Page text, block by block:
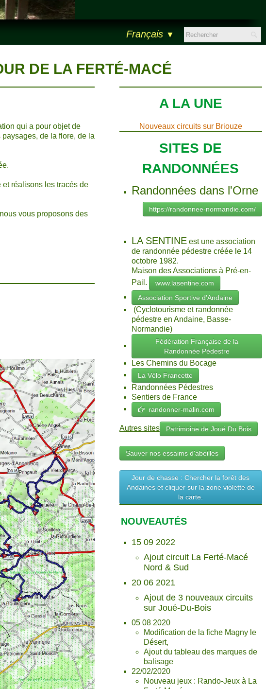
Français ▼
DE LA FERTÉ-MACÉ
qui a pour objet de
de la flore, de la
et réalisons les tracés de
vous proposons des
A LA UNE
Nouveaux circuits sur Briouze
SITES DE
RANDONNÉES
Randonnées dans l'Orne
https://randonnee-normandie.com/
LA SENTINEest une association
de randonnée pédestre créée le 14
octobre 1982.
Maison des Associations à Pré-en-
Pail.
www.lasentine.com
Association Sportive d'Andaine
(Cyclotourisme et randonnée
pédestre en Andaine, Basse-
Normandie)
Fédération Française de la
Randonnée Pédestre
Les Chemins du Bocage
La Vélo Francette
Randonnées Pédestres
Sentiers de France
randonner-malin.com
Autres sites Patrimoine de Joué Du Bois
Sauver nos essaims d'abeilles
Jour de chasse : Chercher la forêt des
Andaines et cliquer sur la zone violette de
la carte.
NOUVEAUTÉS
15 09 2022
Ajout circuit La Ferté-Macé
Nord & Sud
20 06 2021
Ajout de 3 nouveaux circuits
sur Joué-Du-Bois
05 08 2020
Modification de la fiche Magny le
Désert,
Ajout du tableau des marques de
balisage
22/02/2020
Nouveau jeux : Rando-Jeux à La